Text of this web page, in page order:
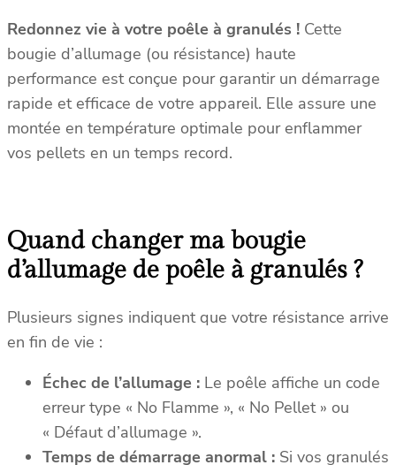
a
i
b
l
e
A
o
(
e
.
Redonnez vie à votre poêle à granulés ! Cette
bougie d’allumage (ou résistance) haute
performance est conçue pour garantir un démarrage
rapide et efficace de votre appareil. Elle assure une
montée en température optimale pour enflammer
vos pellets en un temps record.
Quand changer ma bougie
d’allumage de poêle à granulés ?
Plusieurs signes indiquent que votre résistance arrive
en fin de vie :
Échec de l’allumage : Le poêle affiche un code
erreur type « No Flamme », « No Pellet » ou
« Défaut d’allumage ».
Temps de démarrage anormal : Si vos granulés